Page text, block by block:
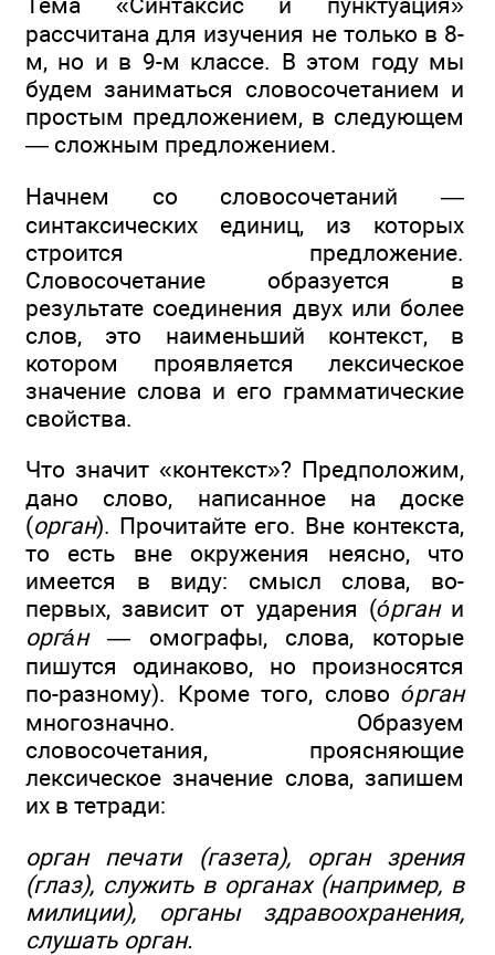
рассчитана для изучения не только в 8-
м, но и в 9-м классе. В этом году мы
будем заниматься словосочетанием и
простым предложением, в следующем
— сложным предложением.
Начнем со словосочетаний —
синтаксических единиц, из которых
строится предложение.
Словосочетание образуется в
результате соединения двух или более
слов, это наименьший контекст, в
котором проявляется лексическое
значение слова и его грамматические
свойства.
Что значит «контекст»? Предположим,
дано слово, написанное на доске
(орган). Прочитайте его. Вне контекста,
то есть вне окружения неясно, что
имеется в виду: смысл слова, во-
первых, зависит от ударения (о́ргани
орга́н— омографы, слова, которые
пишутся одинаково, но произносятся
по-разному). Кроме того, слово о́рган
многозначно. Образуем
словосочетания, проясняющие
лексическое значение слова, запишем
их в тетради:
орган печати
(газета), орган зрения
(глаз), служить в органах (например, в
милиции), органы здравоохранения,
слушать орган.